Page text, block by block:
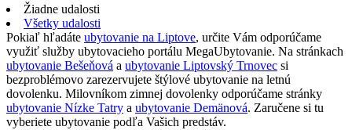
Žiadne udalosti
Všetky udalosti
Pokiaľ hľadáte ubytovanie na Liptove, určite Vám odporúčame
využiť služby ubytovacieho portálu MegaUbytovanie. Na stránkach
ubytovanie Bešeňová a ubytovanie Liptovský Trnovec si
bezproblémovo zarezervujete štýlové ubytovanie na letnú
dovolenku. Milovníkom zimnej dovolenky odporúčame stránky
ubytovanie Nízke Tatry a ubytovanie Demänová. Zaručene si tu
vyberiete ubytovanie podľa Vašich predstáv.